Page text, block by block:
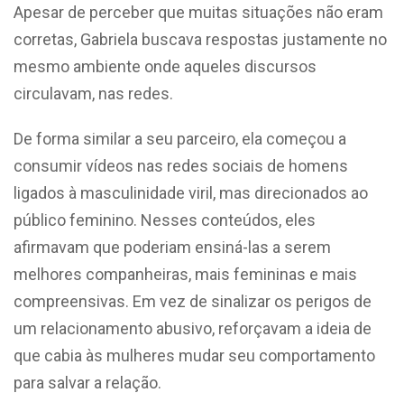
Apesar de perceber que muitas situações não eram
corretas, Gabriela buscava respostas justamente no
mesmo ambiente onde aqueles discursos
circulavam, nas redes.
De forma similar a seu parceiro, ela começou a
consumir vídeos nas redes sociais de homens
ligados à masculinidade viril, mas direcionados ao
público feminino. Nesses conteúdos, eles
afirmavam que poderiam ensiná-las a serem
melhores companheiras, mais femininas e mais
compreensivas. Em vez de sinalizar os perigos de
um relacionamento abusivo, reforçavam a ideia de
que cabia às mulheres mudar seu comportamento
para salvar a relação.